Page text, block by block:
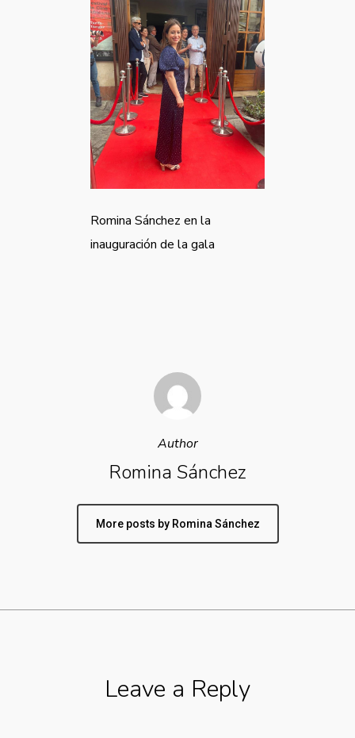
Romina Sánchez en la
inauguración de la gala
Author
Romina Sánchez
More posts by Romina Sánchez
Leave a Reply